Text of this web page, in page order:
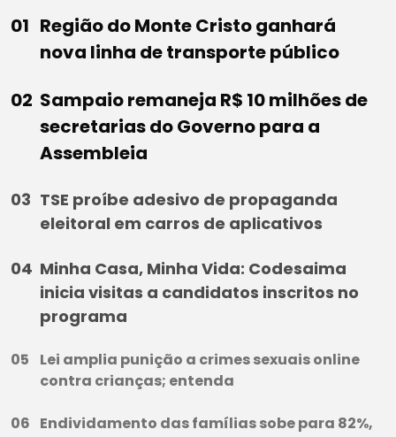
Região do Monte Cristo ganhará
nova linha de transporte público
Sampaio remaneja R$ 10 milhões de
secretarias do Governo para a
Assembleia
TSE proíbe adesivo de propaganda
eleitoral em carros de aplicativos
Minha Casa, Minha Vida: Codesaima
inicia visitas a candidatos inscritos no
programa
Lei amplia punição a crimes sexuais online
contra crianças; entenda
Endividamento das famílias sobe para 82%,